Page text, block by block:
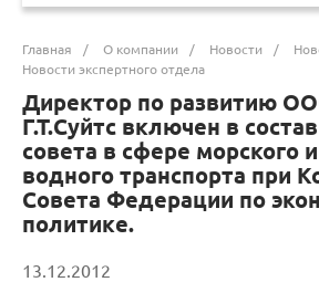
Главная / О компании / Новости /
Новости экспертного отдела
Директор по развитию
Г.Т.Суйтс включен в
совета в сфере морского
водного транспорта при
Совета Федерации по
политике.
13.12.2012